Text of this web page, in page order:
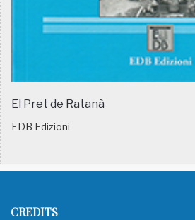
El Pret de Ratanà
EDB Edizioni
CREDITS